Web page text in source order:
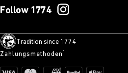
Follow 1774
Tradition since 1774
Zahlungsmethoden¹